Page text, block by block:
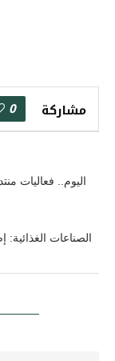
مشاركة 0
اليوم.. فعاليات
الصناعات